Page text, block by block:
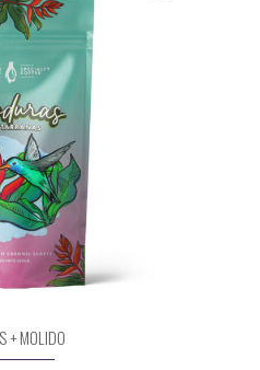
+ MOLIDO